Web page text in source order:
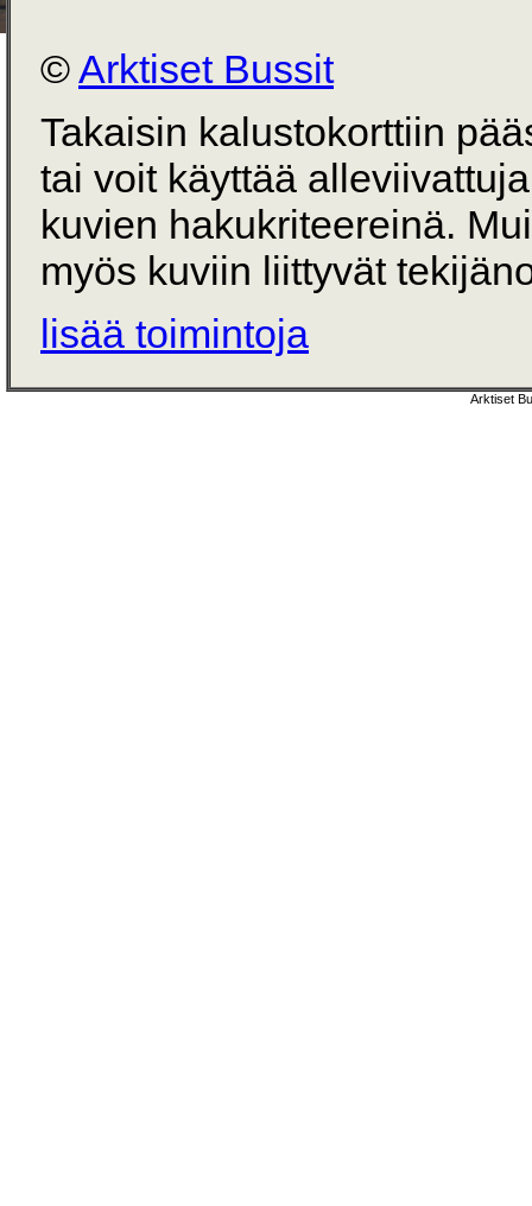
©Arktiset Bussit
Takaisin kalustokorttiin
tai voit käyttää
kuvien hakukriteereinä.
myös kuviin liittyvät
lisää toimintoja
Arktiset